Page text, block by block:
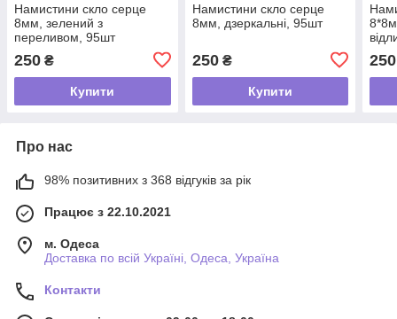
Намистини скло серце
8мм, зелений з
переливом, 95шт
250 ₴
Купити
Намистини скло серце
8мм, дзеркальні, 95шт
250₴
Купити
250
Про нас
98% позитивних з 368 відгуків за рік
Працює з 22.10.2021
м. Одеса
Доставка по всій Україні, Одеса, Україна
Контакти